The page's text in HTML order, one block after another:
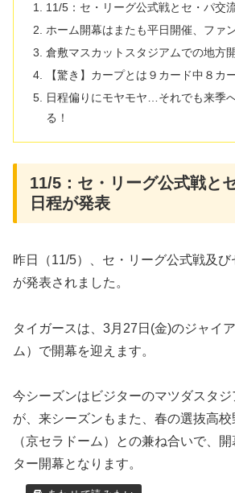
11/5：セ・リーグ公式戦とセ・パ交
ホーム開幕はまたも平日開催、ファ
倉敷マスカットスタジアムでの地方
【驚き】カープとは９カード中８カ
日程偏りにモヤモヤ…それでも来季
る！
11/5：セ・リーグ公式戦と
日程が発表
昨日（11/5）、セ・リーグ公式戦及
が発表されました。
タイガースは、3月27日(金)のジャイ
ム）で開幕を迎えます。
今シーズンはビジターのマツダスタ
が、来シーズンもまた、春の選抜高
（京セラドーム）との兼ね合いで、
ター開幕となります。